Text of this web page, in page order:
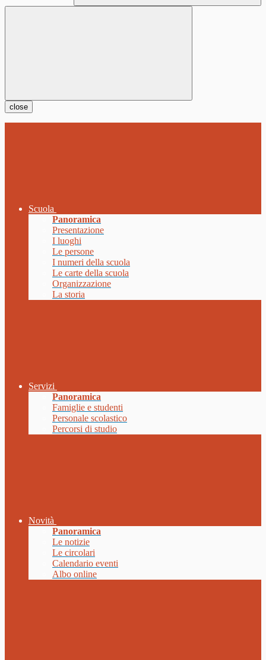
close
Scuola
Panoramica
Presentazione
I luoghi
Le persone
I numeri della scuola
Le carte della scuola
Organizzazione
La storia
Servizi
Panoramica
Famiglie e studenti
Personale scolastico
Percorsi di studio
Novità
Panoramica
Le notizie
Le circolari
Calendario eventi
Albo online